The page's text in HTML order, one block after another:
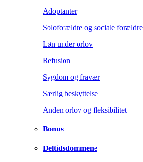
Adoptanter
Soloforældre og sociale forældre
Løn under orlov
Refusion
Sygdom og fravær
Særlig beskyttelse
Anden orlov og fleksibilitet
Bonus
Deltidsdommene